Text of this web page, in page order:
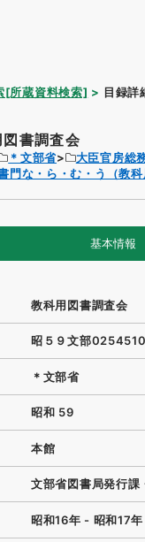
[所蔵資料検索] 目録詳
書調査会
＊文部省 大臣官房総
な・ら・む・う（教科
基本情報
教科用図書調査会
昭５９文部
＊文部省
昭和 59
本館
文部省図書局発行課
昭和16年 - 昭和17年